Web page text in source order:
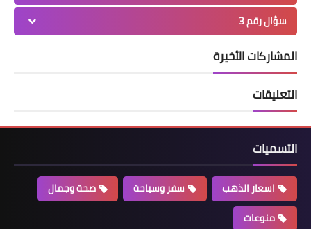
سؤال رقم 3
المشاركات الأخيرة
التعليقات
التسميات
اسعار الذهب سفر وسياحة
صحة وجمال
منوعات